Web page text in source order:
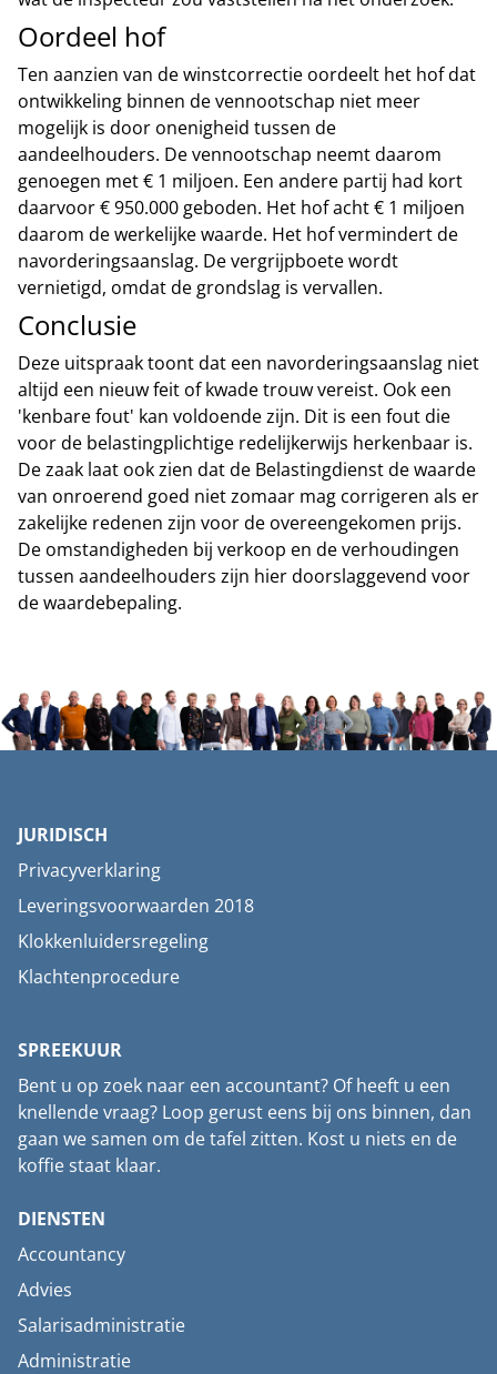
Oordeel hof
Ten aanzien van de winstcorrectie oordeelt het hof dat
ontwikkeling binnen de vennootschap niet meer
mogelijk is door onenigheid tussen de
aandeelhouders. De vennootschap neemt daarom
genoegen met € 1 miljoen. Een andere partij had kort
daarvoor € 950.000 geboden. Het hof acht € 1 miljoen
daarom de werkelijke waarde. Het hof vermindert de
navorderingsaanslag. De vergrijpboete wordt
vernietigd, omdat de grondslag is vervallen.
Conclusie
Deze uitspraak toont dat een navorderingsaanslag niet
altijd een nieuw feit of kwade trouw vereist. Ook een
'kenbare fout' kan voldoende zijn. Dit is een fout die
voor de belastingplichtige redelijkerwijs herkenbaar is.
De zaak laat ook zien dat de Belastingdienst de waarde
van onroerend goed niet zomaar mag corrigeren als er
zakelijke redenen zijn voor de overeengekomen prijs.
De omstandigheden bij verkoop en de verhoudingen
tussen aandeelhouders zijn hier doorslaggevend voor
de waardebepaling.
JURIDISCH
Privacyverklaring
Leveringsvoorwaarden 2018
Klokkenluidersregeling
Klachtenprocedure
SPREEKUUR
Bent u op zoek naar een accountant? Of heeft u een
knellende vraag? Loop gerust eens bij ons binnen, dan
gaan we samen om de tafel zitten. Kost u niets en de
koffie staat klaar.
DIENSTEN
Accountancy
Advies
Salarisadministratie
Administratie